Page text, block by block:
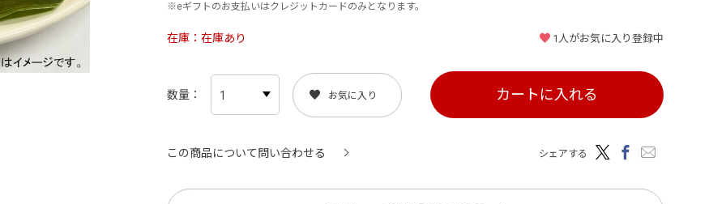
※eギフトのお支払いはクレジットカードのみとなります。
在庫 在庫あり 1 人がお気に入り登録中
数量 お気に入り カートに入れる
この商品について問い合わせる シェアする